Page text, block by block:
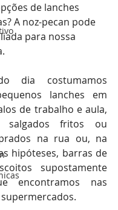
de lanches
A noz-pecan pode
para nossa
dia costumamos
lanches em
de trabalho e aula,
salgados fritos ou
na rua ou, na
hipóteses, barras de
supostamente
encontramos nas